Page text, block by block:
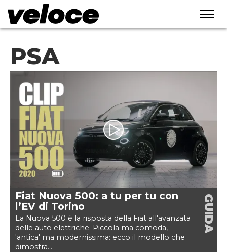
PSA
Fiat Nuova 500: a tu per tu con
l’EV di Torino
La Nuova 500 è la risposta della Fiat all'avanzata
delle auto elettriche. Piccola ma comoda,
'antica' ma modernissima: ecco il modello che
dimostra...
GUIDA